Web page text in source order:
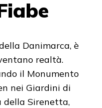
Danimarca, è
realtà.
il Monumento
nei Giardini di
della Sirenetta,